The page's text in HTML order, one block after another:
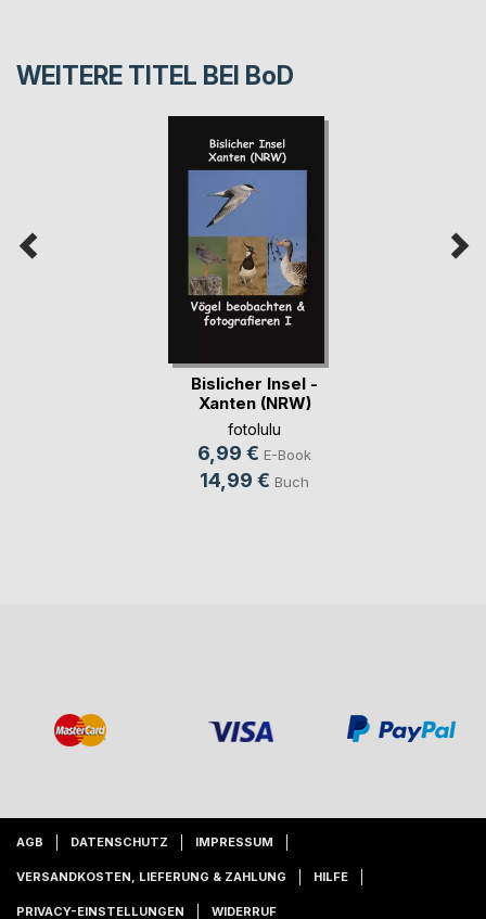
WEITERE TITEL BEI BoD
Bislicher Insel -
Xanten (NRW)
fotolulu
6,99 € E-Book
14,99 € Buch
AGB DATENSCHUTZ IMPRESSUM
VERSANDKOSTEN, LIEFERUNG & ZAHLUNG HILFE
PRIVACY-EINSTELLUNGEN WIDERRUF